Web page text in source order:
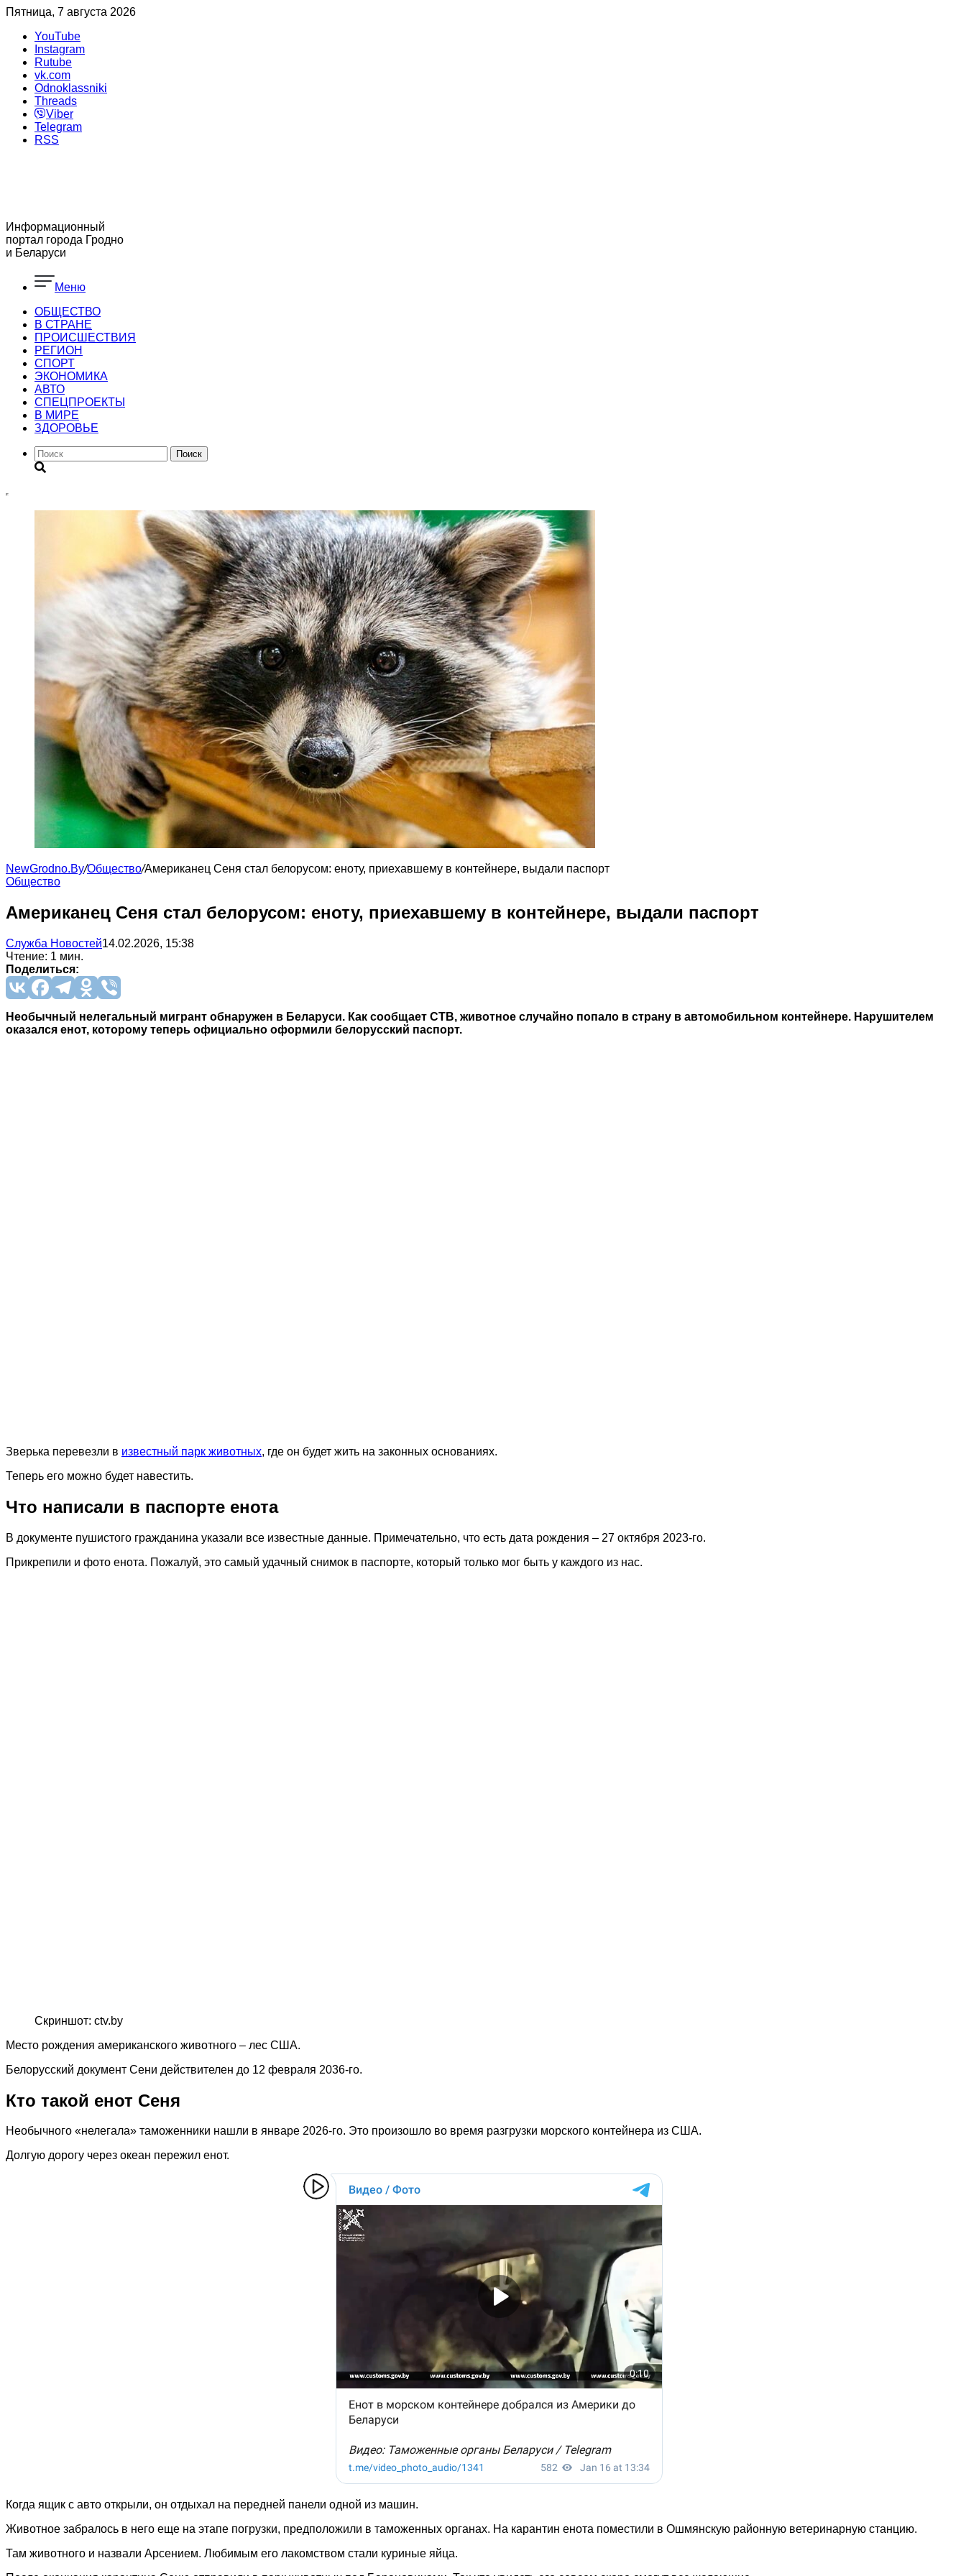
Пятница, 7 августа 2026
YouTube
Instagram
Rutube
vk.com
Odnoklassniki
Threads
Viber
Telegram
RSS
Информационный
портал города Гродно
и Беларуси
Меню
ОБЩЕСТВО
В СТРАНЕ
ПРОИСШЕСТВИЯ
РЕГИОН
CПОРТ
ЭКОНОМИКА
АВТО
СПЕЦПРОЕКТЫ
В МИРЕ
ЗДОРОВЬЕ
Поиск
NewGrodno.By/Общество/Американец Сеня стал белорусом: еноту, приехавшему в контейнере, выдали паспорт
Общество
Американец Сеня стал белорусом: еноту, приехавшему в контейнере, выдали паспорт
Служба Новостей14.02.2026, 15:38
Чтение: 1 мин.
Поделиться:
Необычный нелегальный мигрант обнаружен в Беларуси. Как сообщает СТВ, животное случайно попало в страну в автомобильном контейнере. Нарушителем
оказался енот, которому теперь официально оформили белорусский паспорт.
Зверька перевезли в известный парк животных, где он будет жить на законных основаниях.
Теперь его можно будет навестить.
Что написали в паспорте енота
В документе пушистого гражданина указали все известные данные. Примечательно, что есть дата рождения – 27 октября 2023-го.
Прикрепили и фото енота. Пожалуй, это самый удачный снимок в паспорте, который только мог быть у каждого из нас.
Скриншот: ctv.by
Место рождения американского животного – лес США.
Белорусский документ Сени действителен до 12 февраля 2036-го.
Кто такой енот Сеня
Необычного «нелегала» таможенники нашли в январе 2026-го. Это произошло во время разгрузки морского контейнера из США.
Долгую дорогу через океан пережил енот.
Когда ящик с авто открыли, он отдыхал на передней панели одной из машин.
Животное забралось в него еще на этапе погрузки, предположили в таможенных органах. На карантин енота поместили в Ошмянскую районную ветеринарную станцию.
Там животного и назвали Арсением. Любимым его лакомством стали куриные яйца.